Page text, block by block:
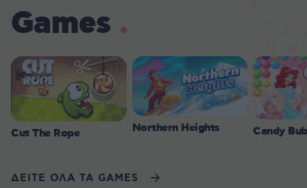
Games
Cut The Rope Northern Heights Candy
ΔΕΙΤΕ ΟΛΑ ΤΑ GAMES